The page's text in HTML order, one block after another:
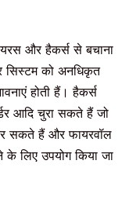
और हैकर्स से बचाना
सिस्टम को अनधिकृत
होती हैं। हैकर्स
आदि चुरा सकते हैं जो
सकते हैं और फायरवॉल
के लिए उपयोग किया जा